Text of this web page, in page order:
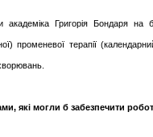
академіка Григорія Бондаря
променевої терапії
які могли б забезпечити